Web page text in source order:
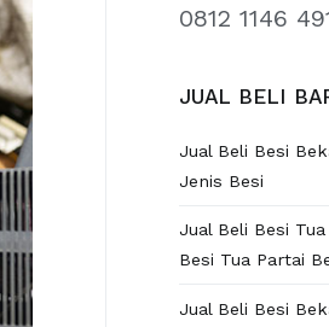
0812 1146
JUAL BELI
Jual Beli Besi
Jenis Besi
Jual Beli Besi
Besi Tua Partai
Jual Beli Besi